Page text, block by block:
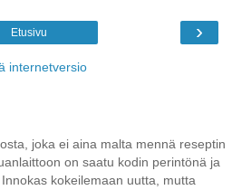
›
Etusivu
internetversio
joka ei aina malta mennä reseptin
on saatu kodin perintönä ja
kokeilemaan uutta, mutta